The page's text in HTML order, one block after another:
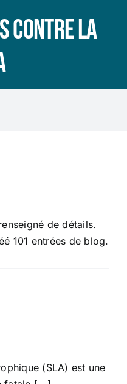
contre la
de détails.
101 entrées de blog.
(SLA) est une